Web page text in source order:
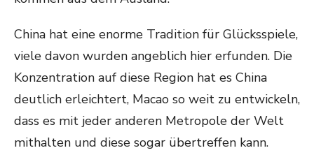
China hat eine enorme Tradition für Glücksspiele,
viele davon wurden angeblich hier erfunden. Die
Konzentration auf diese Region hat es China
deutlich erleichtert, Macao so weit zu entwickeln,
dass es mit jeder anderen Metropole der Welt
mithalten und diese sogar übertreffen kann.